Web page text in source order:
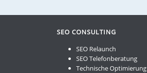
Feld
SEO CONSULTING
SEO Relaunch
SEO Telefonberatung
Technische Optimierung